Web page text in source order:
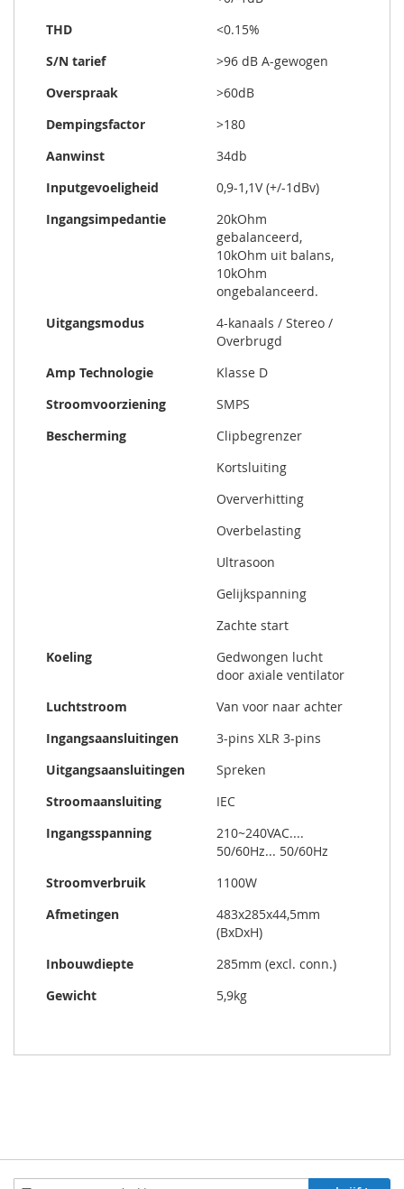
THD
<0.15%
S/N tarief
>96 dB A-gewogen
Overspraak
>60dB
Dempingsfactor
>180
Aanwinst
34db
Inputgevoeligheid
0,9-1,1V (+/-1dBv)
Ingangsimpedantie
20kOhm
gebalanceerd,
10kOhm uit balans,
10kOhm
ongebalanceerd.
Uitgangsmodus
4-kanaals / Stereo /
Overbrugd
Amp Technologie
Klasse D
Stroomvoorziening
SMPS
Bescherming
Clipbegrenzer
Kortsluiting
Oververhitting
Overbelasting
Ultrasoon
Gelijkspanning
Zachte start
Koeling
Gedwongen lucht
door axiale ventilator
Luchtstroom
Van voor naar achter
Ingangsaansluitingen
3-pins XLR 3-pins
Uitgangsaansluitingen
Spreken
Stroomaansluiting
IEC
Ingangsspanning
210~240VAC....
50/60Hz... 50/60Hz
Stroomverbruik
1100W
Afmetingen
483x285x44,5mm
(BxDxH)
Inbouwdiepte
285mm (excl. conn.)
Gewicht
5,9kg